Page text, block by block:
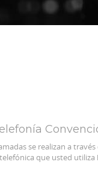
se realizan a
que usted utiliza